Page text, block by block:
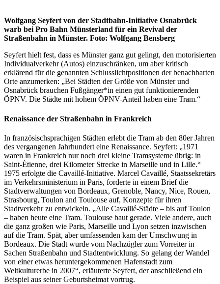
Wolfgang Seyfert von der Stadtbahn-Initiative Osnabrück
warb bei Pro Bahn Münsterland für ein Revival der
Straßenbahn in Münster. Foto: Wolfgang Bensberg
Seyfert hielt fest, dass es Münster ganz gut gelingt, den motorisierten
Individualverkehr (Autos) einzuschränken, um aber kritisch
erklärend für die genannten Schlusslichtpositionen der benachbarten
Orte anzumerken: „Bei Städten der Größe von Münster und
Osnabrück brauchen Fußgänger*in einen gut funktionierenden
ÖPNV. Die Städte mit hohem ÖPNV-Anteil haben eine Tram.“
Renaissance der Straßenbahn in Frankreich
In französischsprachigen Städten erlebt die Tram ab den 80er Jahren
des vergangenen Jahrhundert eine Renaissance. Seyfert: „1971
waren in Frankreich nur noch drei kleine Tramsysteme übrig: in
Saint-Étienne, drei Kilometer Strecke in Marseille und in Lille.“
1975 erfolgte die Cavaillé-Initiative. Marcel Cavaillé, Staatssekretärs
im Verkehrsministerium in Paris, forderte in einem Brief die
Stadtverwaltungen von Bordeaux, Grenoble, Nancy, Nice, Rouen,
Strasbourg, Toulon and Toulouse auf, Konzepte für ihren
Stadtverkehr zu entwickeln. „Alle Cavaillé-Städte – bis auf Toulon
– haben heute eine Tram. Toulouse baut gerade. Viele andere, auch
die ganz großen wie Paris, Marseille und Lyon setzen inzwischen
auf die Tram. Spät, aber umfassenden kam der Umschwung in
Bordeaux. Die Stadt wurde vom Nachzügler zum Vorreiter in
Sachen Straßenbahn und Stadtentwicklung. So gelang der Wandel
von einer etwas heruntergekommenen Hafenstadt zum
Weltkulturerbe in 2007“, erläuterte Seyfert, der anschließend ein
Beispiel aus seiner Geburtsheimat vortrug.